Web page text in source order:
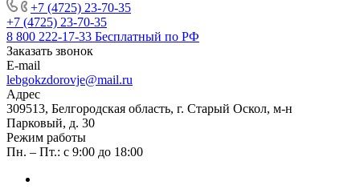
+7 (4725) 23-70-35
+7 (4725) 23-70-35
8 800 222-17-33 Бесплатный по РФ
Заказать звонок
E-mail
lebgokzdorovje@mail.ru
Адрес
309513, Белгородская область, г. Старый Оскол, м-н
Парковый, д. 30
Режим работы
Пн. – Пт.: с 9:00 до 18:00